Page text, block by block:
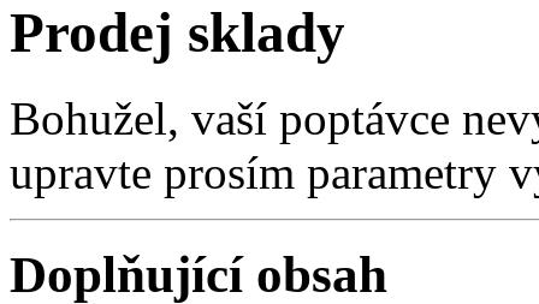
Prodej sklady
Bohužel, vaší poptávce
upravte prosím parametry
Doplňující obsah